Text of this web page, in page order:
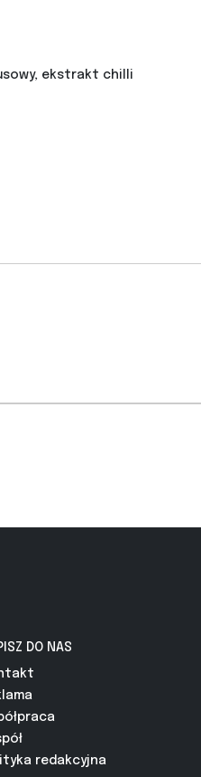
ekstrakt chilli
DO NAS
redakcyjna